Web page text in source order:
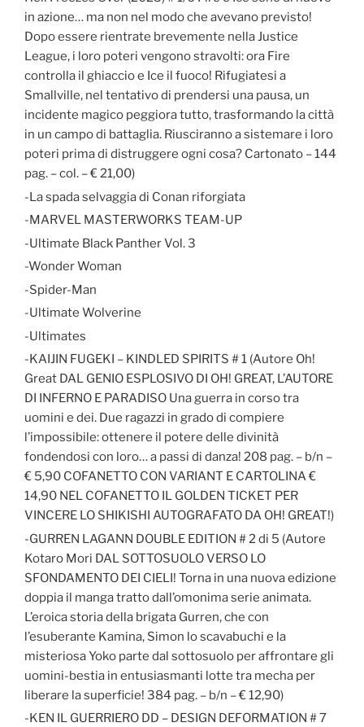
in azione… ma non nel modo che avevano previsto!
Dopo essere rientrate brevemente nella Justice
League, i loro poteri vengono stravolti: ora Fire
controlla il ghiaccio e Ice il fuoco! Rifugiatesi a
Smallville, nel tentativo di prendersi una pausa, un
incidente magico peggiora tutto, trasformando la città
in un campo di battaglia. Riusciranno a sistemare i loro
poteri prima di distruggere ogni cosa? Cartonato – 144
pag. – col. – € 21,00)
-La spada selvaggia di Conan riforgiata
-MARVEL MASTERWORKS TEAM-UP
-Ultimate Black Panther Vol. 3
-Wonder Woman
-Spider-Man
-Ultimate Wolverine
-Ultimates
-KAIJIN FUGEKI – KINDLED SPIRITS # 1 (Autore Oh!
Great DAL GENIO ESPLOSIVO DI OH! GREAT, L’AUTORE
DI INFERNO E PARADISO Una guerra in corso tra
uomini e dei. Due ragazzi in grado di compiere
l’impossibile: ottenere il potere delle divinità
fondendosi con loro… a passi di danza! 208 pag. – b/n –
€ 5,90 COFANETTO CON VARIANT E CARTOLINA €
14,90 NEL COFANETTO IL GOLDEN TICKET PER
VINCERE LO SHIKISHI AUTOGRAFATO DA OH! GREAT!)
-GURREN LAGANN DOUBLE EDITION # 2 di 5 (Autore
Kotaro Mori DAL SOTTOSUOLO VERSO LO
SFONDAMENTO DEI CIELI! Torna in una nuova edizione
doppia il manga tratto dall’omonima serie animata.
L’eroica storia della brigata Gurren, che con
l’esuberante Kamina, Simon lo scavabuchi e la
misteriosa Yoko parte dal sottosuolo per affrontare gli
uomini-bestia in entusiasmanti lotte tra mecha per
liberare la superficie! 384 pag. – b/n – € 12,90)
-KEN IL GUERRIERO DD – DESIGN DEFORMATION # 7